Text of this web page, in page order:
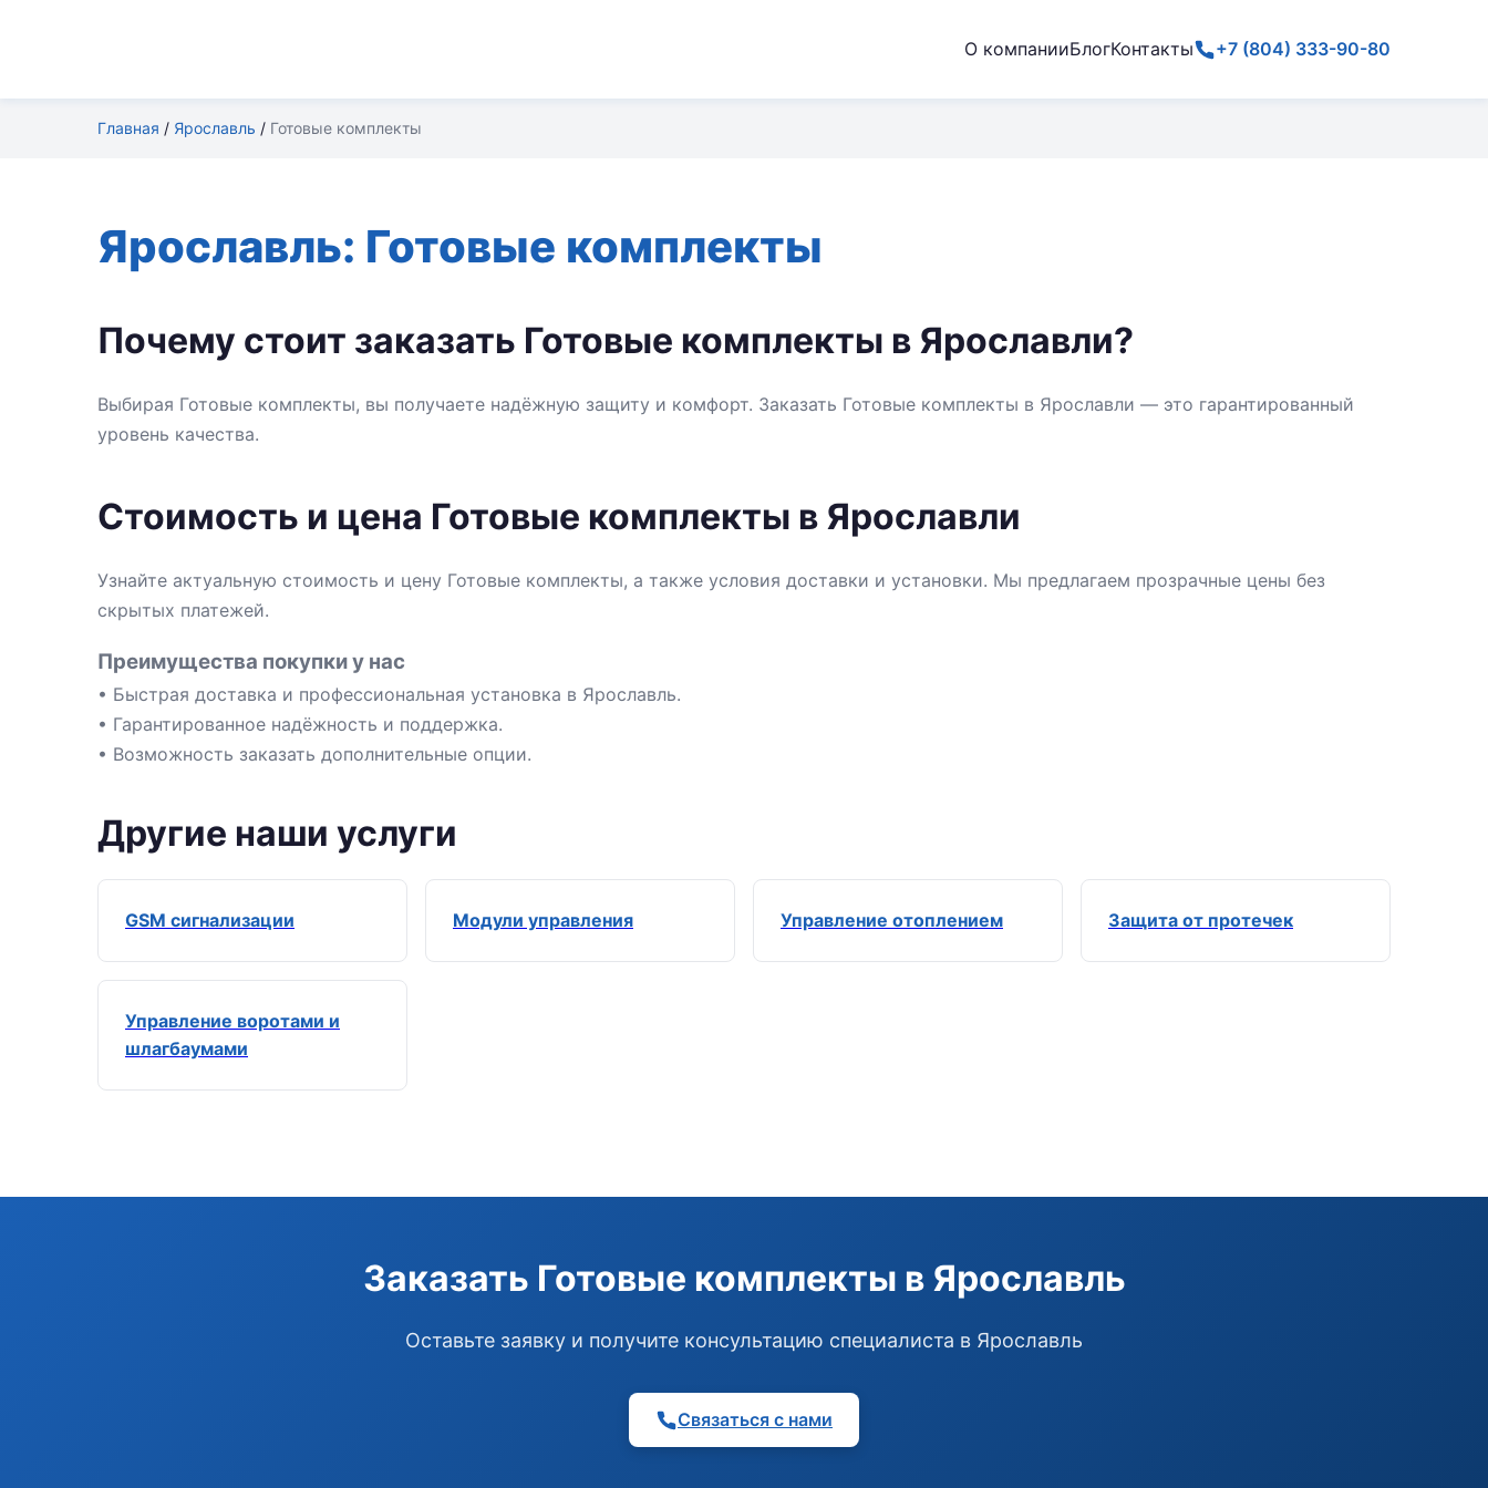
О компанииБлогКонтакты +7 (804) 333-90-80
Главная / Ярославль / Готовые комплекты
Ярославль: Готовые комплекты
Почему стоит заказать Готовые комплекты в Ярославли?
Выбирая Готовые комплекты, вы получаете надёжную защиту и комфорт. Заказать Готовые комплекты в Ярославли — это гарантированный
уровень качества.
Стоимость и цена Готовые комплекты в Ярославли
Узнайте актуальную стоимость и цену Готовые комплекты, а также условия доставки и установки. Мы предлагаем прозрачные цены без
скрытых платежей.
Преимущества покупки у нас
• Быстрая доставка и профессиональная установка в Ярославль.
• Гарантированное надёжность и поддержка.
• Возможность заказать дополнительные опции.
Другие наши услуги
GSM сигнализации Модули управления Управление отоплением Защита от протечек
Управление воротами и
шлагбаумами
Заказать Готовые комплекты в Ярославль
Оставьте заявку и получите консультацию специалиста в Ярославль
Связаться с нами
Узнать цену и наличие